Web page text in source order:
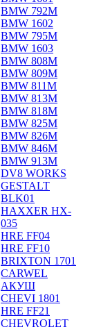
BMW 792M
BMW 1602
BMW 795M
BMW 1603
BMW 808M
BMW 809M
BMW 811M
BMW 813M
BMW 818M
BMW 825M
BMW 826M
BMW 846M
BMW 913M
DV8 WORKS
GESTALT
BLK01
HAXXER HX-
035
HRE FF04
HRE FF10
BRIXTON 1701
CARWEL
АКУШ
CHEVI 1801
HRE FF21
CHEVROLET